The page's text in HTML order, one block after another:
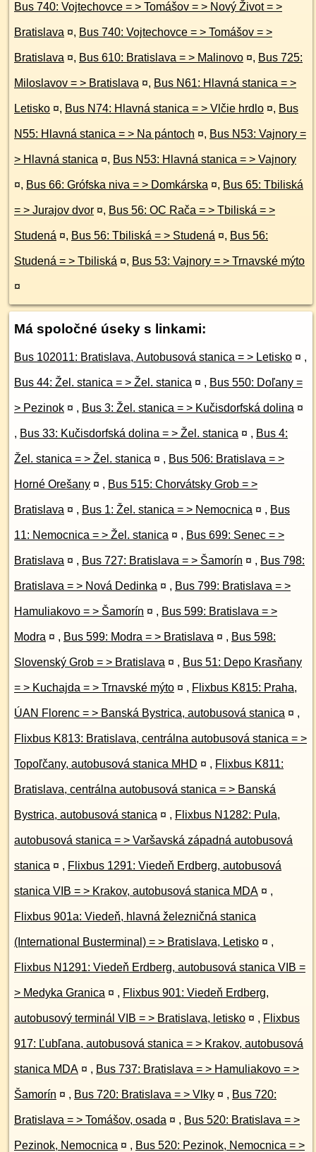
Bus 740: Vojtechovce = > Tomášov = > Nový Život = >
Bratislava ¤, Bus 740: Vojtechovce = > Tomášov = >
Bratislava ¤, Bus 610: Bratislava = > Malinovo ¤, Bus 725:
Miloslavov = > Bratislava ¤, Bus N61: Hlavná stanica = >
Letisko ¤, Bus N74: Hlavná stanica = > Vlčie hrdlo ¤, Bus
N55: Hlavná stanica = > Na pántoch ¤, Bus N53: Vajnory =
> Hlavná stanica ¤, Bus N53: Hlavná stanica = > Vajnory
¤, Bus 66: Grófska niva = > Domkárska ¤, Bus 65: Tbiliská
= > Jurajov dvor ¤, Bus 56: OC Rača = > Tbiliská = >
Studená ¤, Bus 56: Tbiliská = > Studená ¤, Bus 56:
Studená = > Tbiliská ¤, Bus 53: Vajnory = > Trnavské mýto
¤
Má spoločné úseky s linkami:
Bus 102011: Bratislava, Autobusová stanica = > Letisko ¤ ,
Bus 44: Žel. stanica = > Žel. stanica ¤ , Bus 550: Doľany =
> Pezinok ¤ , Bus 3: Žel. stanica = > Kučisdorfská dolina ¤
, Bus 33: Kučisdorfská dolina = > Žel. stanica ¤ , Bus 4:
Žel. stanica = > Žel. stanica ¤ , Bus 506: Bratislava = >
Horné Orešany ¤ , Bus 515: Chorvátsky Grob = >
Bratislava ¤ , Bus 1: Žel. stanica = > Nemocnica ¤ , Bus
11: Nemocnica = > Žel. stanica ¤ , Bus 699: Senec = >
Bratislava ¤ , Bus 727: Bratislava = > Šamorín ¤ , Bus 798:
Bratislava = > Nová Dedinka ¤ , Bus 799: Bratislava = >
Hamuliakovo = > Šamorín ¤ , Bus 599: Bratislava = >
Modra ¤ , Bus 599: Modra = > Bratislava ¤ , Bus 598:
Slovenský Grob = > Bratislava ¤ , Bus 51: Depo Krasňany
= > Kuchajda = > Trnavské mýto ¤ , Flixbus K815: Praha,
ÚAN Florenc = > Banská Bystrica, autobusová stanica ¤ ,
Flixbus K813: Bratislava, centrálna autobusová stanica = >
Topoľčany, autobusová stanica MHD ¤ , Flixbus K811:
Bratislava, centrálna autobusová stanica = > Banská
Bystrica, autobusová stanica ¤ , Flixbus N1282: Pula,
autobusová stanica = > Varšavská západná autobusová
stanica ¤ , Flixbus 1291: Viedeň Erdberg, autobusová
stanica VIB = > Krakov, autobusová stanica MDA ¤ ,
Flixbus 901a: Viedeň, hlavná železničná stanica
(International Busterminal) = > Bratislava, Letisko ¤ ,
Flixbus N1291: Viedeň Erdberg, autobusová stanica VIB =
> Medyka Granica ¤ , Flixbus 901: Viedeň Erdberg,
autobusový terminál VIB = > Bratislava, letisko ¤ , Flixbus
917: Ľubľana, autobusová stanica = > Krakov, autobusová
stanica MDA ¤ , Bus 737: Bratislava = > Hamuliakovo = >
Šamorín ¤ , Bus 720: Bratislava = > Vlky ¤ , Bus 720:
Bratislava = > Tomášov, osada ¤ , Bus 520: Bratislava = >
Pezinok, Nemocnica ¤ , Bus 520: Pezinok, Nemocnica = >